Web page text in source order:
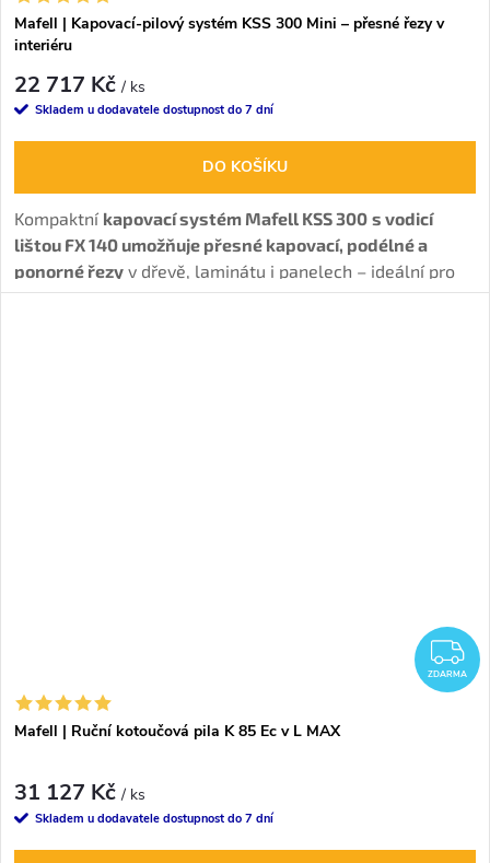
Mafell | Kapovací-pilový systém KSS 300 Mini – přesné řezy v
interiéru
22 717 Kč/ ks
Skladem u dodavatele dostupnost do 7 dní
DO KOŠÍKU
Kompaktní kapovací systém Mafell KSS 300 s vodicí
lištou FX 140 umožňuje přesné kapovací, podélné a
ponorné řezy v dřevě, laminátu i panelech – ideální pro
interiérové montáže.
ZDARMA
Mafell | Ruční kotoučová pila K 85 Ec v L MAX
31 127 Kč/ ks
Skladem u dodavatele dostupnost do 7 dní